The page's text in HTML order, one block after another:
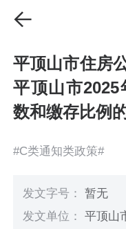
平顶山市住房
平顶山市
数和缴存比例
#C类通知类政策#
发文字号：暂无
发文单位：平顶山